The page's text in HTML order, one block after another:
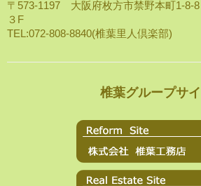
〒573-1197 大阪府枚方市禁野本町1-
３F
TEL:072-808-8840(椎葉里人倶楽部)
椎葉グループサ